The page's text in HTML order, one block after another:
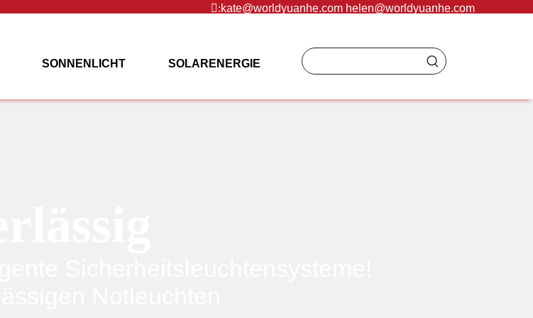
:kate@worldyuanhe.com helen@worldyuanhe.com
SONNENLICHT SOLARENERGIE